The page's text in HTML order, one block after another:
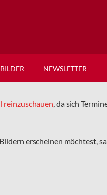
BILDER NEWSLETTER
reinzuschauen, da sich
erscheinen möchtest,